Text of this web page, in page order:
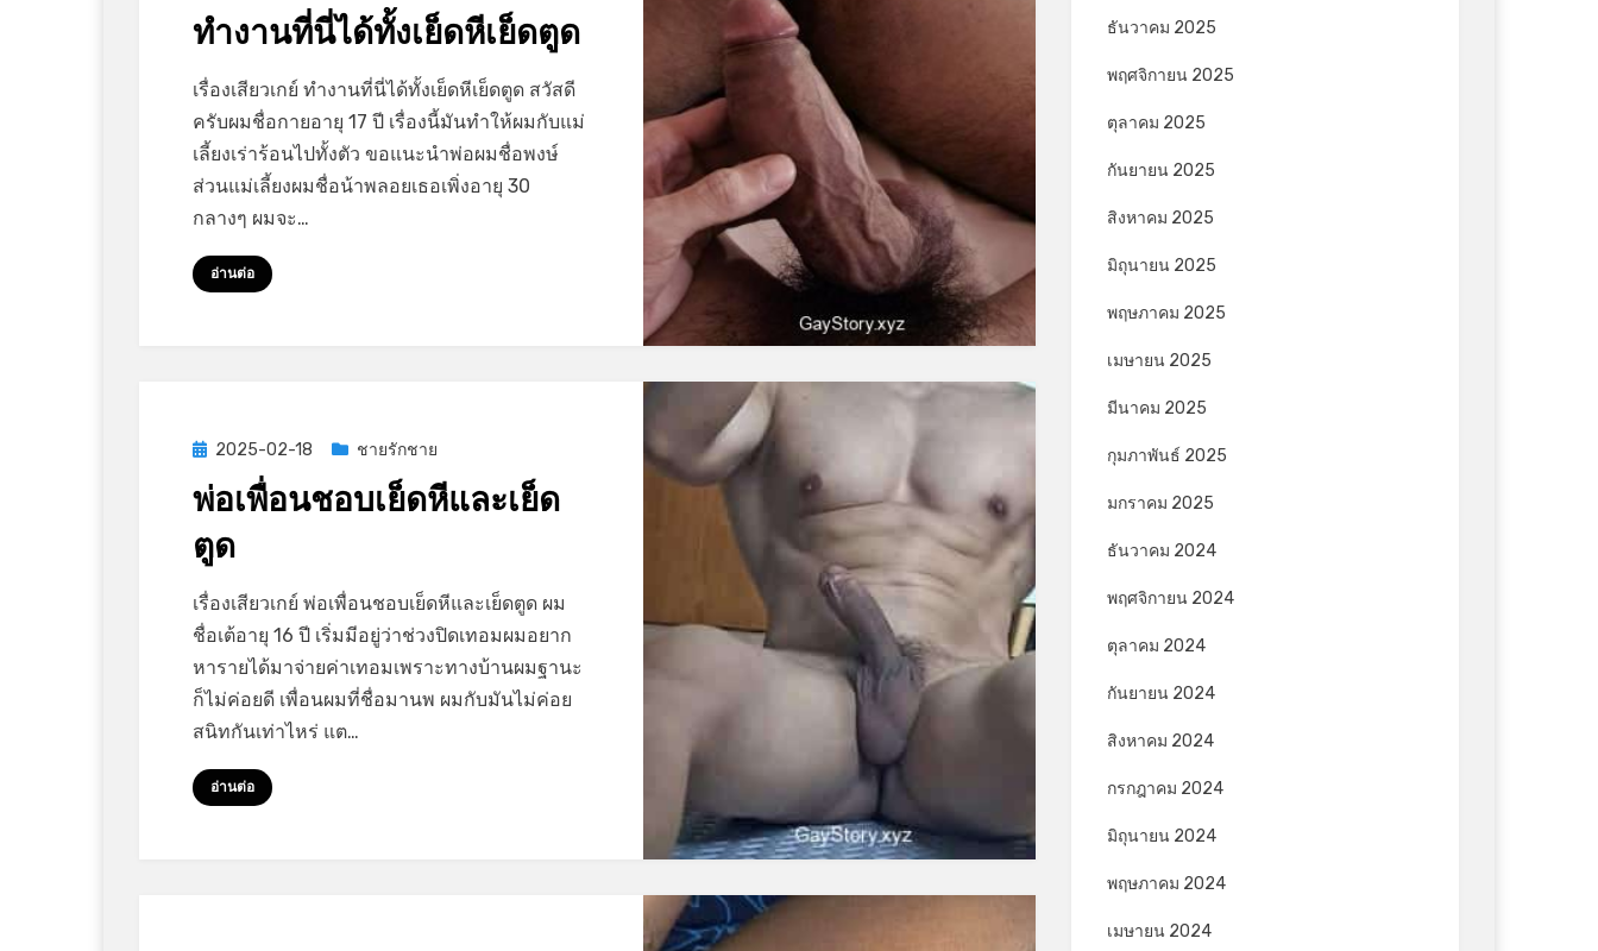
on
ทำงานที่นี่ได้ทั้งเย็ดหีเย็ดตูด
byGayStory
Leave a commenton
ทำงาน
เรื่องเสียวเกย์ ทำงานที่นี่ได้ทั้งเย็ดหีเย็ดตูด สวัสดี
ครับผมชื่อกายอายุ 17 ปี เรื่องนี้มันทำให้ผมกับแม่
เลี้ยงเร่าร้อนไปทั้งตัว ขอแนะนำพ่อผมชื่อพงษ์
ส่วนแม่เลี้ยงผมชื่อน้าพลอยเธอเพิ่งอายุ 30
กลางๆ ผมจะ…
อ่านต่อ
Posted
2025-02-18 ชายรักชาย
พ่อเพื่อนชอบเย็ดหีและเย็ด
ตูด
byGayStory
Leave a commenton
เพื่อน
ชอบ
หี
เรื่องเสียวเกย์ พ่อเพื่อนชอบเย็ดหีและเย็ดตูด ผม
ชื่อเต้อายุ 16 ปี เริ่มมีอยู่ว่าช่วงปิดเทอมผมอยาก
หารายได้มาจ่ายค่าเทอมเพราะทางบ้านผมฐานะ
ก็ไม่ค่อยดี เพื่อนผมที่ชื่อมานพ ผมกับมันไม่ค่อย
สนิทกันเท่าไหร่ แต…
อ่านต่อ
ธันวาคม 2025
พฤศจิกายน 2025
ตุลาคม 2025
กันยายน 2025
สิงหาคม 2025
มิถุนายน 2025
พฤษภาคม 2025
เมษายน 2025
มีนาคม 2025
กุมภาพันธ์ 2025
มกราคม 2025
ธันวาคม 2024
พฤศจิกายน 2024
ตุลาคม 2024
กันยายน 2024
สิงหาคม 2024
กรกฎาคม 2024
มิถุนายน 2024
พฤษภาคม 2024
เมษายน 2024